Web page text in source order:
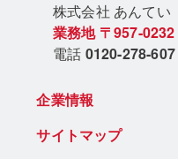
株式会社 あんてい
業務地 〒957-0232
電話 0120-278-607
企業情報
サイトマップ